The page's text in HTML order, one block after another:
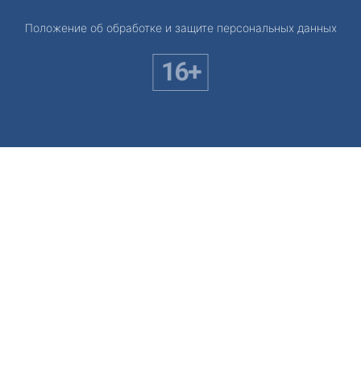
Положение об обработке и защите персональных данных